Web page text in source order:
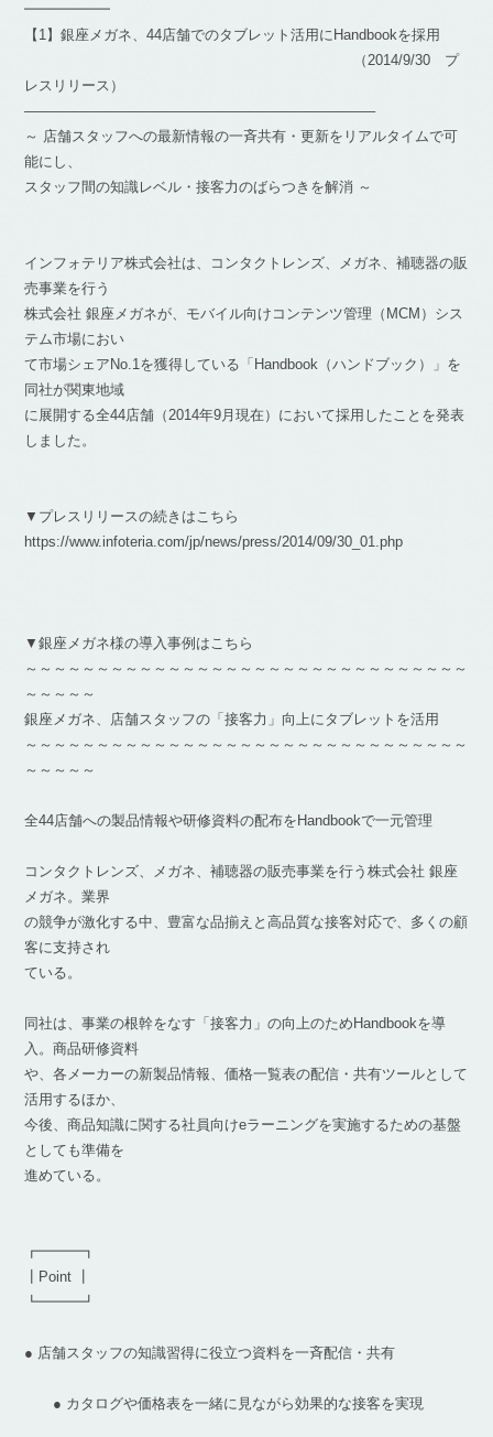
━━━━━━
【1】銀座メガネ、44店舗でのタブレット活用にHandbookを採用
（2014/9/30 プ
レスリリース）
————————————————————————–
～ 店舗スタッフへの最新情報の一斉共有・更新をリアルタイムで可
能にし、
スタッフ間の知識レベル・接客力のばらつきを解消 ～
インフォテリア株式会社は、コンタクトレンズ、メガネ、補聴器の販
売事業を行う
株式会社 銀座メガネが、モバイル向けコンテンツ管理（MCM）シス
テム市場におい
て市場シェアNo.1を獲得している「Handbook（ハンドブック）」を
同社が関東地域
に展開する全44店舗（2014年9月現在）において採用したことを発表
しました。
▼プレスリリースの続きはこちら
https://www.infoteria.com/jp/news/press/2014/09/30_01.php
▼銀座メガネ様の導入事例はこちら
～～～～～～～～～～～～～～～～～～～～～～～～～～～～～～～
～～～～～
銀座メガネ、店舗スタッフの「接客力」向上にタブレットを活用
～～～～～～～～～～～～～～～～～～～～～～～～～～～～～～～
～～～～～
全44店舗への製品情報や研修資料の配布をHandbookで一元管理
コンタクトレンズ、メガネ、補聴器の販売事業を行う株式会社 銀座
メガネ。業界
の競争が激化する中、豊富な品揃えと高品質な接客対応で、多くの顧
客に支持され
ている。
同社は、事業の根幹をなす「接客力」の向上のためHandbookを導
入。商品研修資料
や、各メーカーの新製品情報、価格一覧表の配信・共有ツールとして
活用するほか、
今後、商品知識に関する社員向けeラーニングを実施するための基盤
としても準備を
進めている。
┏━━━┓
┃Point ┃
┗━━━┛
● 店舗スタッフの知識習得に役立つ資料を一斉配信・共有
● カタログや価格表を一緒に見ながら効果的な接客を実現